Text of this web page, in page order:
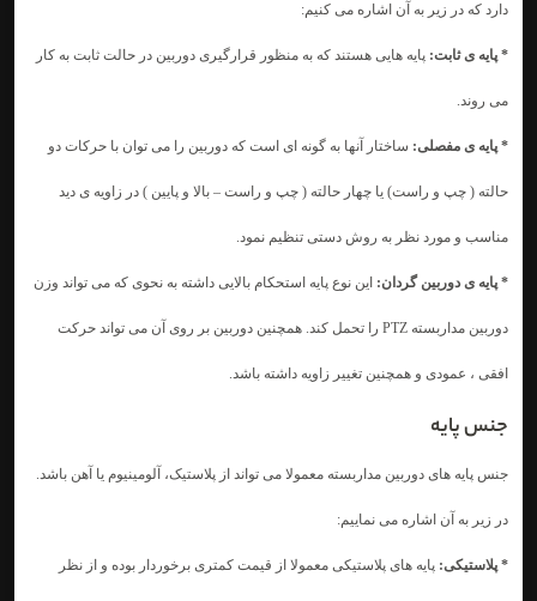
دارد که در زیر به آن اشاره می کنیم:
* پایه ی ثابت: پایه هایی هستند که به منظور قرارگیری دوربین در حالت ثابت به کار
می روند.
* پایه ی مفصلی: ساختار آنها به گونه ای است که دوربین را می توان با حرکات دو
حالته ( چپ و راست) یا چهار حالته ( چپ و راست – بالا و پایین ) در زاویه ی دید
مناسب و مورد نظر به روش دستی تنظیم نمود.
* پایه ی دوربین گردان: این نوع پایه استحکام بالایی داشته به نحوی که می تواند وزن
دوربین مداربسته PTZ را تحمل کند. همچنین دوربین بر روی آن می تواند حرکت
افقی ، عمودی و همچنین تغییر زاویه داشته باشد.
جنس پایه
جنس پایه های دوربین مداربسته معمولا می تواند از پلاستیک، آلومینیوم یا آهن باشد.
در زیر به آن اشاره می نماییم:
* پلاستیکی: پایه های پلاستیکی معمولا از قیمت کمتری برخوردار بوده و از نظر